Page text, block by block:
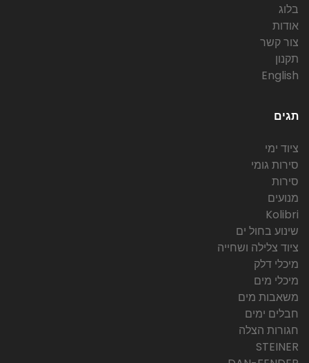
בלוג
אודות
צור קשר
תקנון
English
תגים
ציוד ימי
סירות גומי
סירות
מנועים
Kolibri
שינוע בחול ים
ציוד צלילה ושחייה
מיכלי דלק
מיכלי מים
משאבות מים
חבלים ימים
חגורות הצלה
STEINER